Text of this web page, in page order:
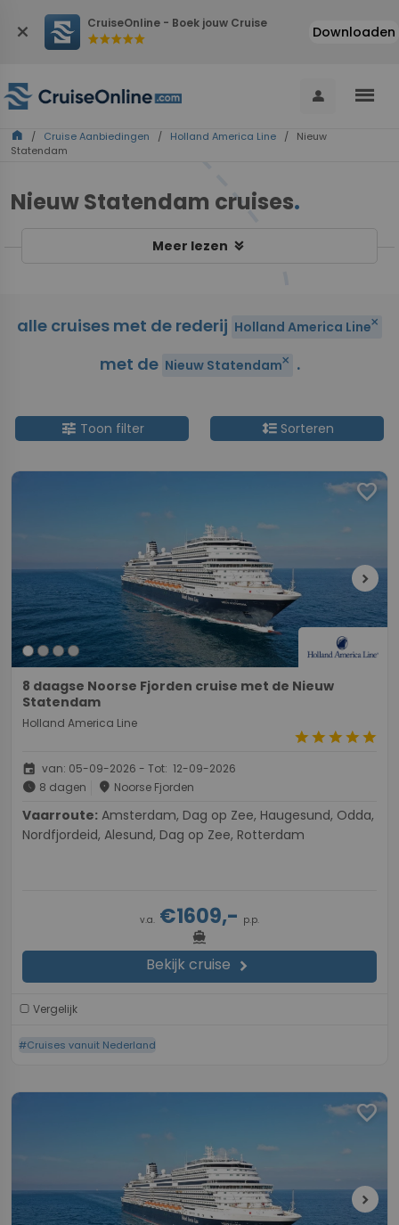
close CruiseOnline - Boek jouw Cruise
starstarstarstarstar Downloaden
person menu
home / Cruise Aanbiedingen / Holland America Line / Nieuw
Statendam
Nieuw Statendam cruises.
Meer lezen keyboard_double_arrow_down
alle cruises met de rederij Holland America Lineclose
met de Nieuw Statendamclose .
tune Toon filter format_line_spacingSorteren
favorite
chevron_right
8 daagse Noorse Fjorden cruise met de Nieuw
Statendam
Holland America Line
starstarstarstarstar
event van: 05-09-2026 - Tot: 12-09-2026
schedule 8 dagen place Noorse Fjorden
Vaarroute:
Nordfjordeid, Alesund, Dag op Zee, Rotterdam
v.a. €1609,- p.p.
directions_boat
Bekijk cruise chevron_right
Vergelijk
#Cruises vanuit Nederland
favorite
chevron_right